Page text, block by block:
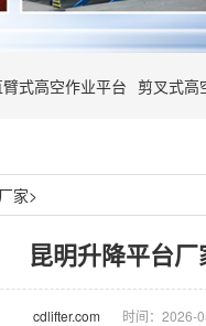
臂式高空作业平台 剪叉式高
家>
昆明升降平台
cdlifter.com 时间：2026-